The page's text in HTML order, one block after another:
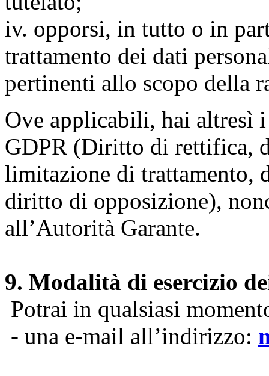
iv. opporsi, in tutto o in
trattamento dei dati
pertinenti allo scopo della
Ove applicabili, hai
GDPR (Diritto di rettifica,
limitazione di trattamento,
diritto di opposizione),
all’Autorità Garante.
9. Modalità di esercizio
Potrai in qualsiasi
- una e-mail all’indirizzo: